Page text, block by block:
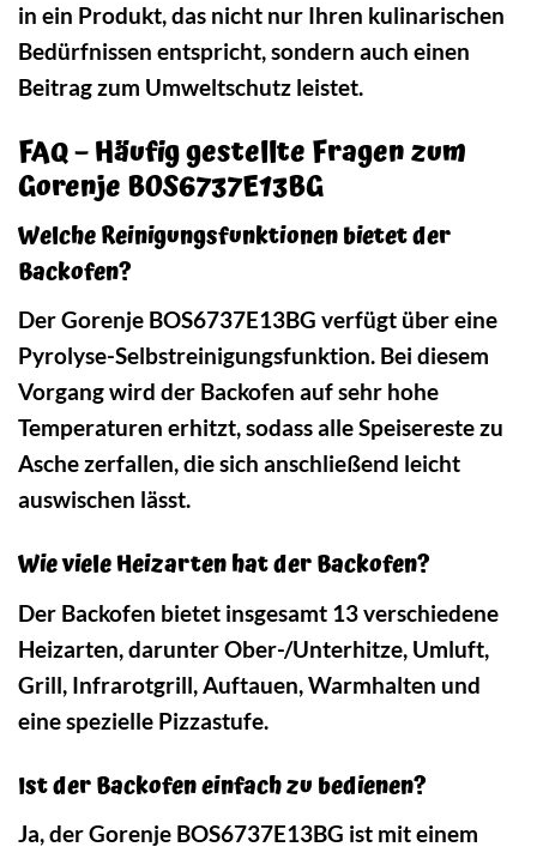
in ein Produkt, das nicht nur Ihren kulinarischen
Bedürfnissen entspricht, sondern auch einen
Beitrag zum Umweltschutz leistet.
FAQ – Häufig gestellte Fragen zum
Gorenje BOS6737E13BG
Welche Reinigungsfunktionen bietet der
Backofen?
Der Gorenje BOS6737E13BG verfügt über eine
Pyrolyse-Selbstreinigungsfunktion. Bei diesem
Vorgang wird der Backofen auf sehr hohe
Temperaturen erhitzt, sodass alle Speisereste zu
Asche zerfallen, die sich anschließend leicht
auswischen lässt.
Wie viele Heizarten hat der Backofen?
Der Backofen bietet insgesamt 13 verschiedene
Heizarten, darunter Ober-/Unterhitze, Umluft,
Grill, Infrarotgrill, Auftauen, Warmhalten und
eine spezielle Pizzastufe.
Ist der Backofen einfach zu bedienen?
Ja, der Gorenje BOS6737E13BG ist mit einem